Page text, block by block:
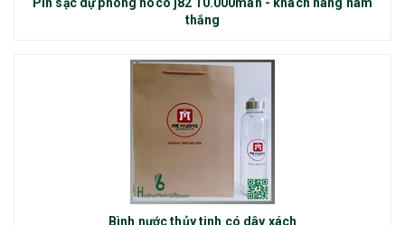
thắng
Bình nước thủy tinh có dây xách